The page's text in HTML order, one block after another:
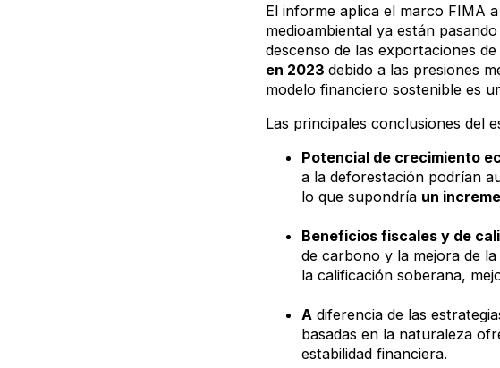
El informe aplica el marco FIMA
medioambiental ya están
descenso de las exportaciones
en 2023 debido a las presiones
modelo financiero sostenible es
Las principales conclusiones del
Potencial de crecimiento
a la deforestación podrían
lo que supondría un
Beneficios fiscales y de
de carbono y la mejora de
la calificación soberana,
A diferencia de las
basadas en la naturaleza
estabilidad financiera.